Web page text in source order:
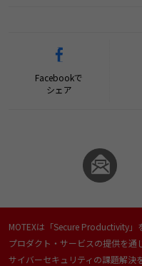
Facebookで
シェア
MOTEXは「Secure Productivity」
プロダクト・サービスの提供を通
サイバーセキュリティの課題解決